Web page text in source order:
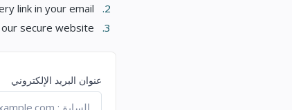
2.
3.
عنوان البريد الإلكتروني